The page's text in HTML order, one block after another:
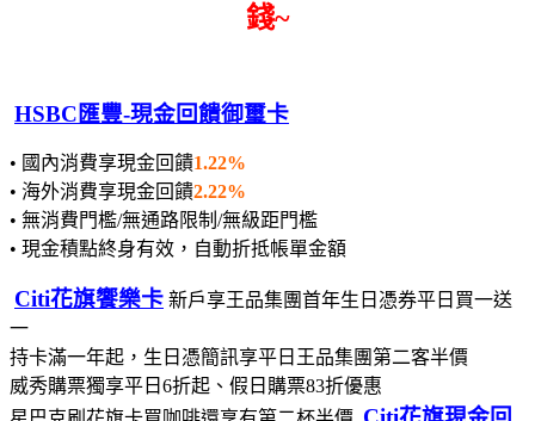
錢~
HSBC匯豐-現金回饋御璽卡
• 國內消費享現金回饋1.22%
• 海外消費享現金回饋2.22%
• 無消費門檻/無通路限制/無級距門檻
• 現金積點終身有效，自動折抵帳單金額
Citi花旗饗樂卡 新戶享王品集團首年生日憑券平日買一送
一
持卡滿一年起，生日憑簡訊享平日王品集團第二客半價
威秀購票獨享平日6折起、假日購票83折優惠